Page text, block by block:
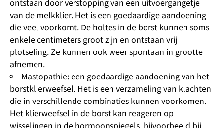
ontstaan door verstopping van een uitvoergangetje
van de melkklier. Het is een goedaardige aandoening
die veel voorkomt. De holtes in de borst kunnen soms
enkele centimeters groot zijn en ontstaan vrij
plotseling. Ze kunnen ook weer spontaan in grootte
afnemen.
Mastopathie: een goedaardige aandoening van het
borstklierweefsel. Het is een verzameling van klachten
die in verschillende combinaties kunnen voorkomen.
Het klierweefsel in de borst kan reageren op
wisselingen in de hormoonspiegels, bijvoorbeeld bij